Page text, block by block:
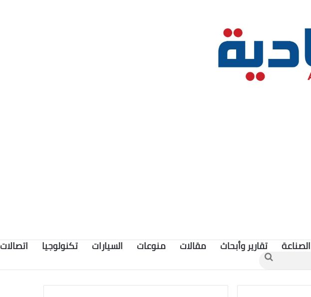
الصناعة تقارير وأبحاث مقالات منوعات السيارات تكنولوجيا اتصالات
بحث
عن